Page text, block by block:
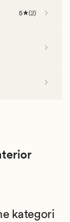
5 (2)
kategori